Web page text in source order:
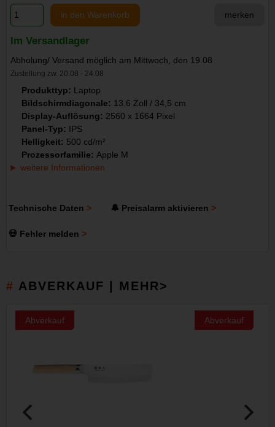
in den Warenkorb merken
Im Versandlager
Abholung/ Versand möglich am Mittwoch, den 19.08
Zustellung zw. 20.08 - 24.08
Produkttyp: Laptop
Bildschirmdiagonale: 13.6 Zoll / 34,5 cm
Display-Auflösung: 2560 x 1664 Pixel
Panel-Typ: IPS
Helligkeit: 500 cd/m²
Prozessorfamilie: Apple M
weitere Informationen
Technische Daten 🔔 Preisalarm aktivieren
💀 Fehler melden
ABVERKAUF | MEHR>
Abverkauf Abverkauf